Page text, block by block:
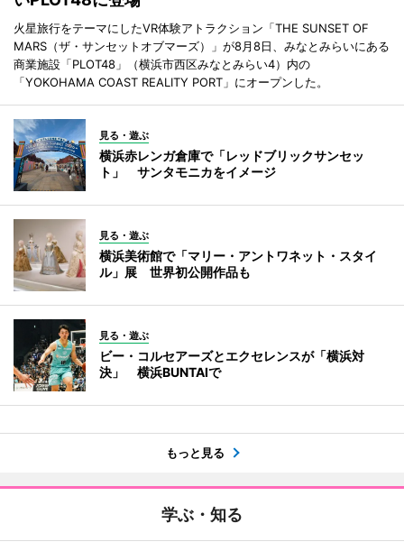
火星旅行をテーマにしたVR体験アトラクション「THE SUNSET OF
MARS（ザ・サンセットオブマーズ）」が8月8日、みなとみらいにある
商業施設「PLOT48」（横浜市西区みなとみらい4）内の
「YOKOHAMA COAST REALITY PORT」にオープンした。
見る・遊ぶ
横浜赤レンガ倉庫で「レッドブリックサンセッ
ト」 サンタモニカをイメージ
見る・遊ぶ
横浜美術館で「マリー・アントワネット・スタイ
ル」展 世界初公開作品も
見る・遊ぶ
ビー・コルセアーズとエクセレンスが「横浜対
決」 横浜BUNTAIで
もっと見る
学ぶ・知る